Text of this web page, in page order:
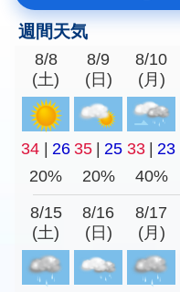
週間天気
8/8
(土)
8/9
(日)
8/10
(月)
34 | 26 35 | 25 33 | 23
20%
20% 40%
8/15
(土)
8/16
(日)
8/17
(月)